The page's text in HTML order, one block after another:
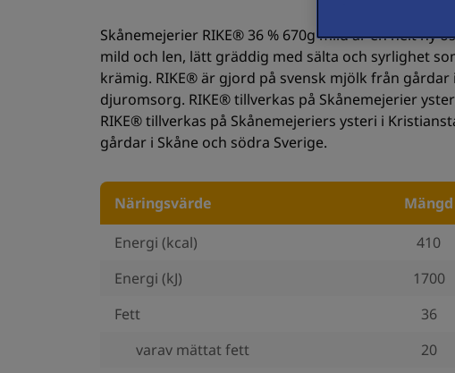
Skånemejerier RIKE® 36 % 670g mild är en helt ny
mild och len, lätt gräddig med sälta och syrlighet
krämig. RIKE® är gjord på svensk mjölk från
djuromsorg. RIKE® tillverkas på Skånemejerier
RIKE® tillverkas på Skånemejeriers ysteri i
gårdar i Skåne och södra Sverige.
Näringsvärde Mängd
Energi (kcal)
410
Energi (kJ)
1700
Fett
36
varav mättat fett
20